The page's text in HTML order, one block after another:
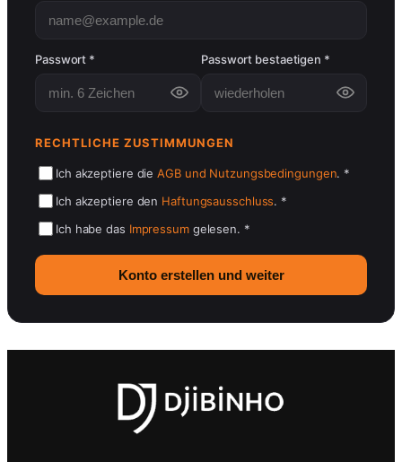
Passwort * Passwort bestaetigen *
RECHTLICHE ZUSTIMMUNGEN
Ich akzeptiere dieAGB und Nutzungsbedingungen. *
Ich akzeptiere den Haftungsausschluss. *
Ich habe das Impressumgelesen. *
Konto erstellen und weiter